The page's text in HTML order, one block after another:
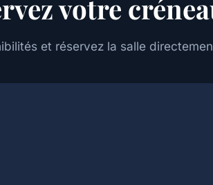
votre
et réservez la salle